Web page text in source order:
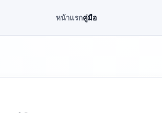
หน้าแรกคู่มือ